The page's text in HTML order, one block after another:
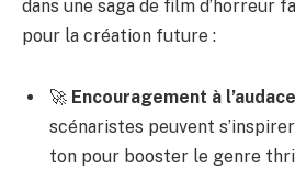
dans une saga de film d’horreur
pour la création future :
🚀 Encouragement à l’audace
scénaristes peuvent
ton pour booster le genre